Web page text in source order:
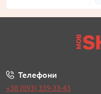
Телефони
+38 (093) 339-33-43